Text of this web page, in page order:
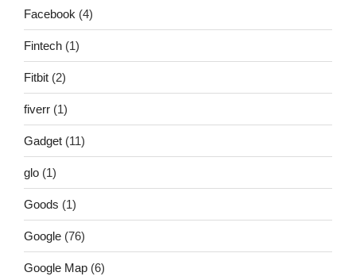
Facebook (4)
Fintech (1)
Fitbit (2)
fiverr (1)
Gadget (11)
glo (1)
Goods (1)
Google (76)
Google Map (6)